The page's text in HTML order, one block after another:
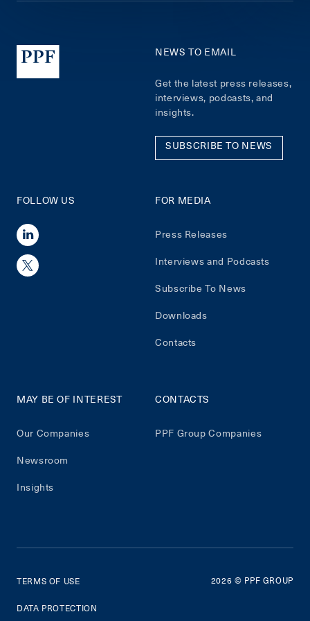
NEWS TO EMAIL
Get the latest press releases,
interviews, podcasts, and
insights.
SUBSCRIBE TO NEWS
FOLLOW US FOR MEDIA
Press Releases
Interviews and Podcasts
Subscribe To News
Downloads
Contacts
MAY BE OF INTEREST
Our Companies
Newsroom
Insights
CONTACTS
PPF Group Companies
TERMS OF USE
DATA PROTECTION
2026 © PPF GROUP